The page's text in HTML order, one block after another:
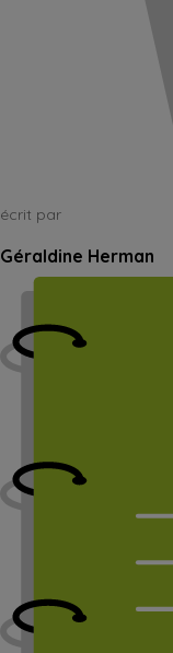
écrit par
Géraldine Herman